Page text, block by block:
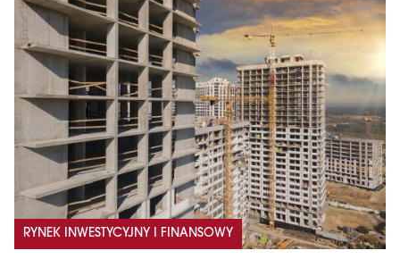
RYNEK INWESTYCYJNY I FINANSOWY